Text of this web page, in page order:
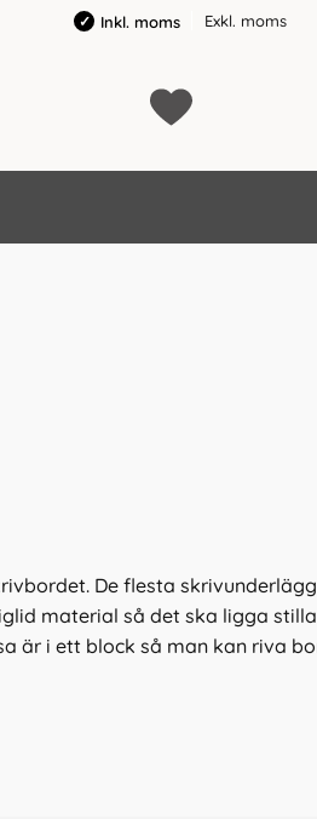
Inkl. moms Exkl. moms
De flesta
material så det ska ligga
är i ett block så man kan riva